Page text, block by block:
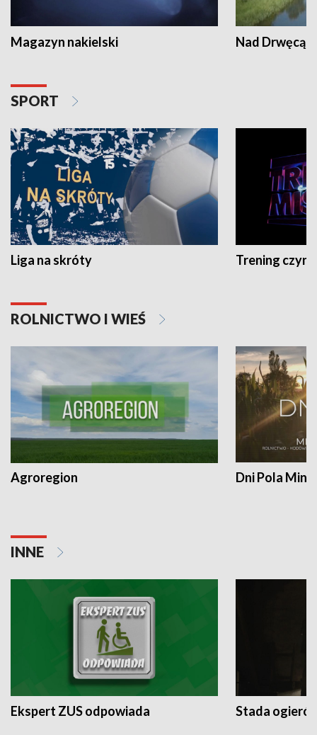
Magazyn nakielski Nad Drwęcą
SPORT
Liga na skróty Trening czyni
ROLNICTWO I WIEŚ
Agroregion Dni Pola
INNE
Ekspert ZUS odpowiada Stada